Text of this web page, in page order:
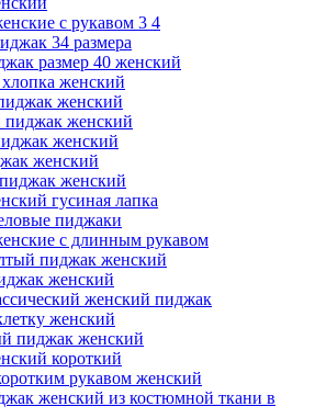
с рукавом 3 4
34 размера
размер 40 женский
женский
женский
пиджак женский
женский
женский
женский
гусиная лапка
пиджаки
с длинным рукавом
пиджак женский
женский
женский пиджак
женский
пиджак женский
короткий
рукавом женский
женский из костюмной ткани в